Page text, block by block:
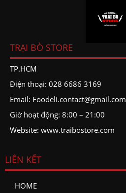
TRẠI BÒ STORE
TP.HCM
Điện thoại: 028 6686 3169
Email: Foodeli.contact@gmail.com
Giờ hoạt động: 8:00 – 21:00
Website: www.traibostore.com
LIÊN KẾT
HOME